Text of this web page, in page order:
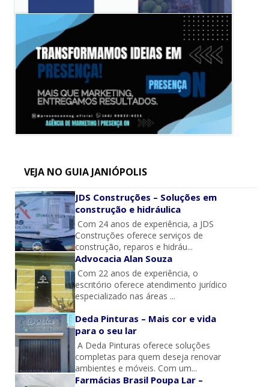
VEJA NO GUIA JANIÓPOLIS
JDS Construções – Soluções em
construção e hidráulica
Com 24 anos de experiência, a JDS
Construções oferece serviços de
construção, reparos e hidráu...
Advocacia Alan Souza
Com 22 anos de experiência, o
escritório oferece atendimento jurídico
especializado nas áreas ...
Deda Pinturas – Mais cor e vida
para o seu lar
A Deda Pinturas oferece soluções
completas para quem deseja renovar
ambientes e móveis. Com um...
Farmácias Brasil Poupa Lar –